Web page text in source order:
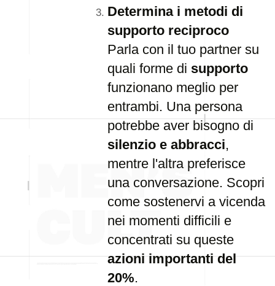
Determina i metodi di
supporto reciproco
Parla con il tuo partner su
quali forme di supporto
funzionano meglio per
entrambi. Una persona
potrebbe aver bisogno di
silenzio e abbracci,
mentre l'altra preferisce
una conversazione. Scopri
come sostenervi a vicenda
nei momenti difficili e
concentrati su queste
azioni importanti del
20%.